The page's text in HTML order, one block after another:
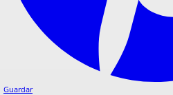
Guardar